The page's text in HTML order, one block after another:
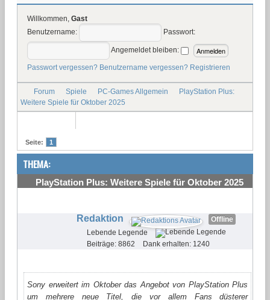
Willkommen, Gast
Benutzername:
Passwort:
Angemeldet bleiben:
Passwort vergessen? Benutzername vergessen? Registrieren
Forum Spiele PC-Games Allgemein
PlayStation Plus:
Weitere Spiele für Oktober 2025
Seite: 1
THEMA:
PlayStation Plus: Weitere Spiele für Oktober 2025
Redaktion
Offline
Lebende Legende
Beiträge: 8862
Dank erhalten: 1240
Sony erweitert im Oktober das Angebot von PlayStation Plus
um mehrere neue Titel, die vor allem Fans düsterer